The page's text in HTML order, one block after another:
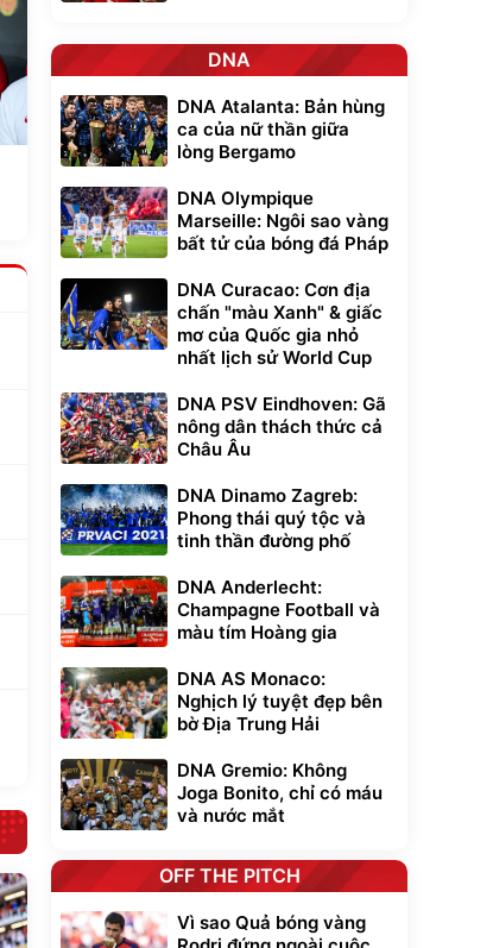
DNA
DNA Atalanta: Bản hùng
ca của nữ thần giữa
lòng Bergamo
DNA Olympique
Marseille: Ngôi sao vàng
bất tử của bóng đá Pháp
DNA Curacao: Cơn địa
chấn "màu Xanh" & giấc
mơ của Quốc gia nhỏ
nhất lịch sử World Cup
DNA PSV Eindhoven: Gã
nông dân thách thức cả
Châu Âu
DNA Dinamo Zagreb:
Phong thái quý tộc và
tinh thần đường phố
DNA Anderlecht:
Champagne Football và
màu tím Hoàng gia
DNA AS Monaco:
Nghịch lý tuyệt đẹp bên
bờ Địa Trung Hải
DNA Gremio: Không
Joga Bonito, chỉ có máu
và nước mắt
OFF THE PITCH
Vì sao Quả bóng vàng